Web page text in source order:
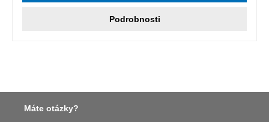
Podrobnosti
Máte otázky?